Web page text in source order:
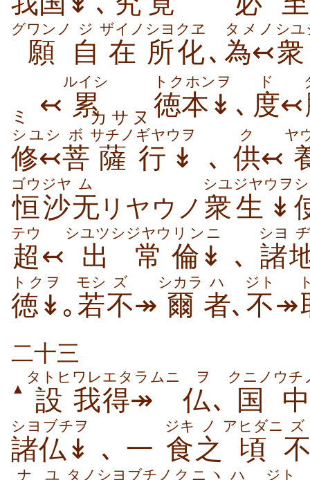
願
グワンノ
自
ジ
在
ザイノ
所化
シヨクヱ
､ 為↢
タメノ
衆
シユ
ミ ↢ 累
ルイシ
カサヌ 徳本↡
トクホンヲ
､ 度
ド
↢
修↢
シユシ
菩
ボ
薩
サチノ
行↡
ギヤウヲ
､ 供
ク
↢
ヤ
恒沙
ゴウジヤ
无
ム
リヤウノ 衆
シユ
生↡
ジヤウヲ
超
テウ
↢ 出
シユツシ
常
ジヤウ
倫↡
リンニ
､ 諸
シヨ ヂ
徳↡
トクヲ
｡ 若
モシ
不
ズ
↠ 爾
シカラ
者
ハ
､ 不
ジト
↠
二十三
▲ 設
タトヒ
我
ワレ
得↠
エタラムニ
仏
ヲ
､ 国
クニノ
中
ウチ
諸仏↡
シヨブチヲ
､一 食
ジキ
之
ノ
頃
アヒダニ ズ
ナユ タノ シヨブチノ クニヽ ハ ジト